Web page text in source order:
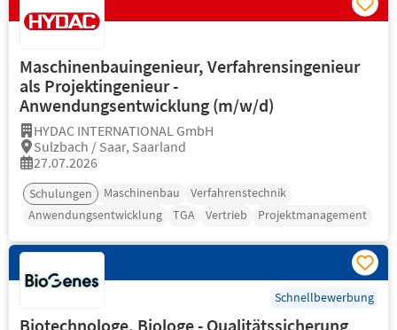
Maschinenbauingenieur, Verfahrensingenieur
als Projektingenieur -
Anwendungsentwicklung (m/w/d)
HYDAC INTERNATIONAL GmbH
Sulzbach / Saar, Saarland
27.07.2026
Schulungen Maschinenbau
Verfahrenstechnik
Anwendungsentwicklung
TGA Vertrieb Projektmanagement
Schnellbewerbung
Biotechnologe, Biologe - Qualitätssicherung